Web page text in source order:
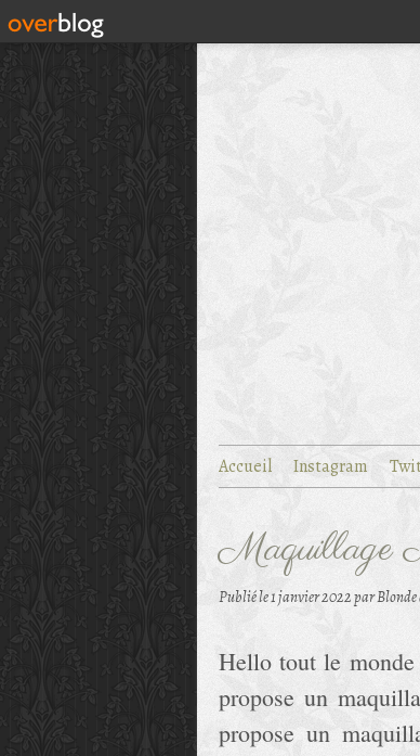
Accueil Instagram
Maquillage
Publié le1 janvier 2022par Blonde
Hello tout le
propose un
propose un